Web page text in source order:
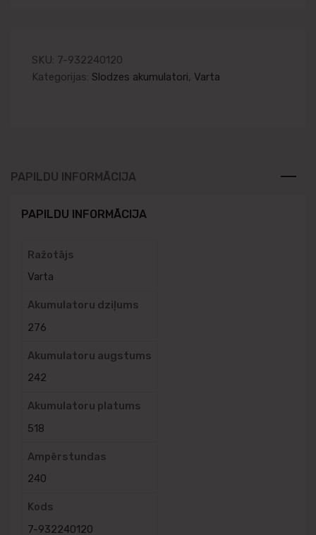
SKU: 7-932240120
Kategorijas: Slodzes akumulatori, Varta
PAPILDU INFORMĀCIJA
PAPILDU INFORMĀCIJA
Ražotājs
Varta
Akumulatoru dziļums
276
Akumulatoru augstums
242
Akumulatoru platums
518
Ampērstundas
240
Kods
7-932240120